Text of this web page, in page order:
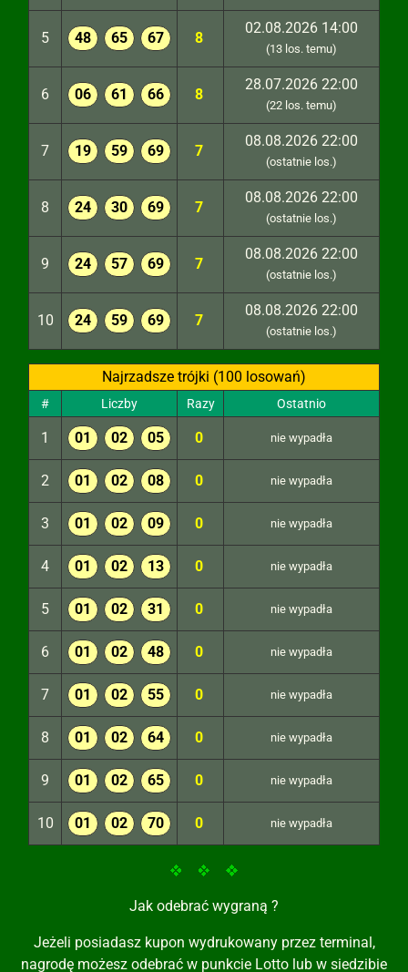
5 48 65 67 8
02.08.2026 14:00
(13 los. temu)
6 06 61 66 8
28.07.2026 22:00
(22 los. temu)
7 19 59 69 7
08.08.2026 22:00
(ostatnie los.)
8 24 30 69 7
08.08.2026 22:00
(ostatnie los.)
9 24 57 69 7
08.08.2026 22:00
(ostatnie los.)
10 24 59 69 7
08.08.2026 22:00
(ostatnie los.)
Najrzadsze trójki (100 losowań)
# Liczby Razy Ostatnio
1 01 02 05 0 nie wypadła
2 01 02 08 0 nie wypadła
3 01 02 09 0 nie wypadła
4 01 02 13 0 nie wypadła
5 01 02 31 0 nie wypadła
6 01 02 48 0 nie wypadła
7 01 02 55 0 nie wypadła
8 01 02 64 0 nie wypadła
9 01 02 65 0 nie wypadła
10 01 02 70 0 nie wypadła
Jak odebrać wygraną ?
Jeżeli posiadasz kupon wydrukowany przez terminal,
nagrodę możesz odebrać w punkcie Lotto lub w siedzibie